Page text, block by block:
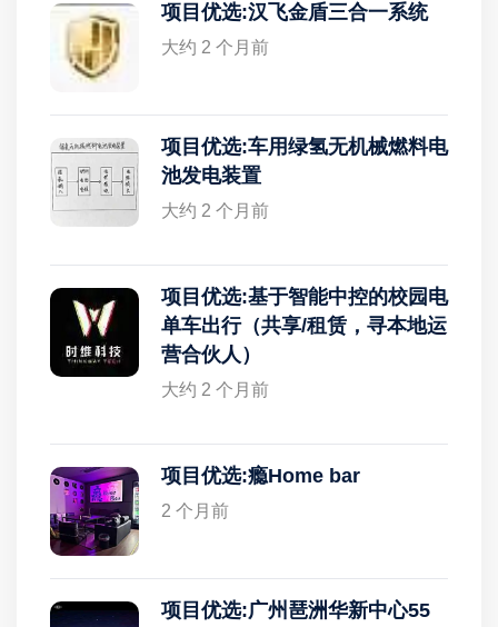
项目优选:汉飞金盾三合一系统
大约 2 个月前
项目优选:车用绿氢无机械燃料电
池发电装置
大约 2 个月前
项目优选:基于智能中控的校园电
单车出行（共享/租赁，寻本地运
营合伙人）
大约 2 个月前
项目优选:瘾Home bar
2 个月前
项目优选:广州琶洲华新中心55